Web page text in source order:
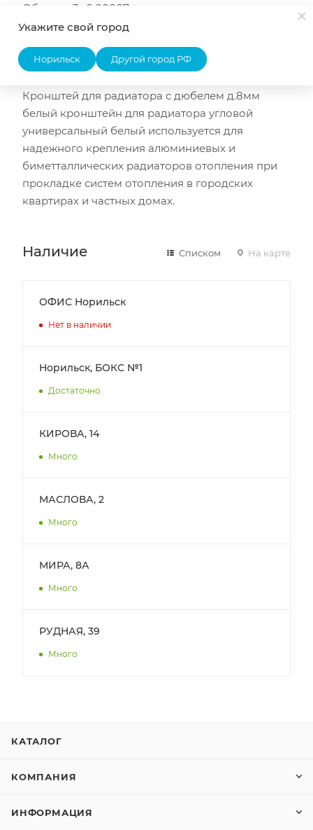
Объем, м3: 0.00007
В упаковке шт: 1
Бренд: Прочее
Кронштей для радиатора с дюбелем д.8мм
белый кронштейн для радиатора угловой
универсальный белый используется для
надежного крепления алюминиевых и
биметталлических радиаторов отопления при
прокладке систем отопления в городских
квартирах и частных домах.
Наличие Списком На карте
ОФИС Норильск
Нет в наличии
Норильск, БОКС №1
Достаточно
КИРОВА, 14
Много
МАСЛОВА, 2
Много
МИРА, 8А
Много
РУДНАЯ, 39
Много
КАТАЛОГ
КОМПАНИЯ
ИНФОРМАЦИЯ
Укажите свой город
Норильск Другой город РФ